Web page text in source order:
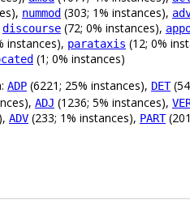
nummod (303; 1% instances),
discourse (72; 0% instances),
instances), parataxis (12; 0%
(1; 0% instances)
ADP (6221; 25% instances), DET
ADJ (1236; 5% instances),
ADV (233; 1% instances), PART